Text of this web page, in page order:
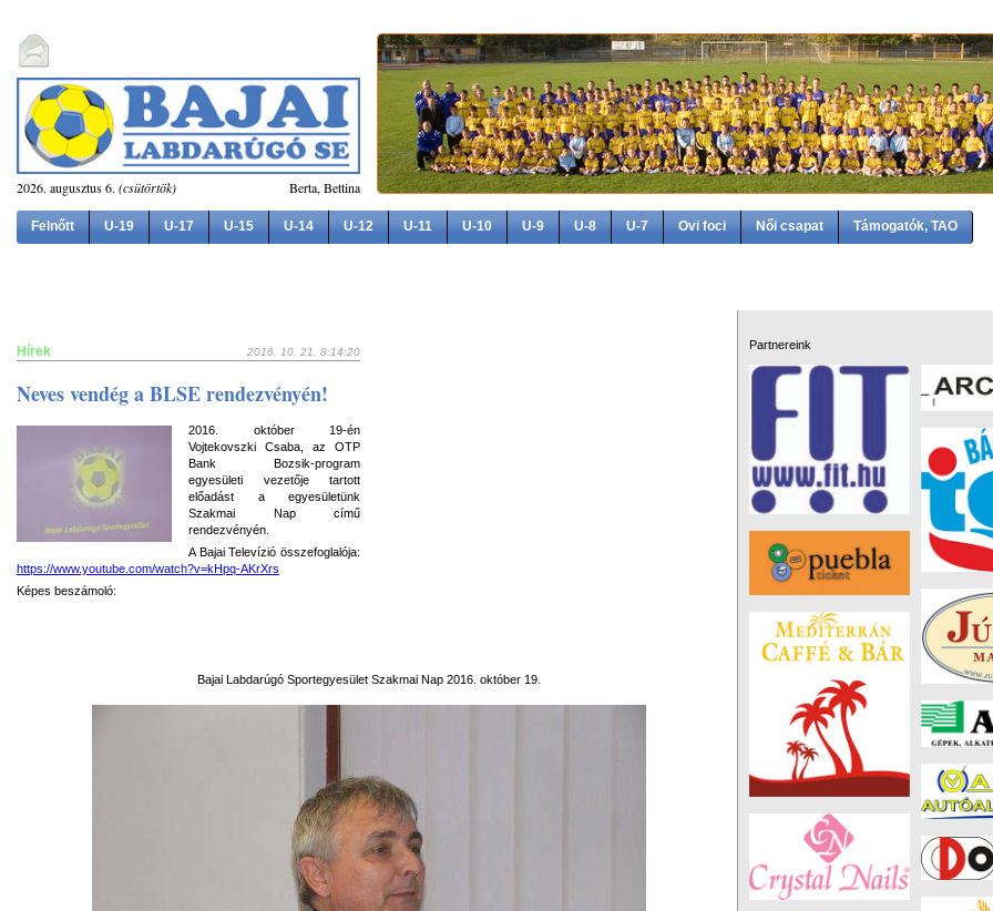
2026. augusztus 6. (csütörtök) Berta, Bettina
Felnőtt U-19 U-17 U-15 U-14 U-12 U-11 U-10 U-9 U-8 U-7 Ovi foci Női csapat Támogatók, TAO
Hírek 2016. 10. 21. 8:14:20
Neves vendég a BLSE rendezvényén!
2016. október 19-én
Vojtekovszki Csaba, az OTP
Bank Bozsik-program
egyesületi vezetője tartott
előadást a egyesületünk
Szakmai Nap című
rendezvényén.
A Bajai Televízió összefoglalója:
https://www.youtube.com/watch?v=kHpq-AKrXrs
Képes beszámoló:
Bajai Labdarúgó Sportegyesület Szakmai Nap 2016. október 19.
Partnereink